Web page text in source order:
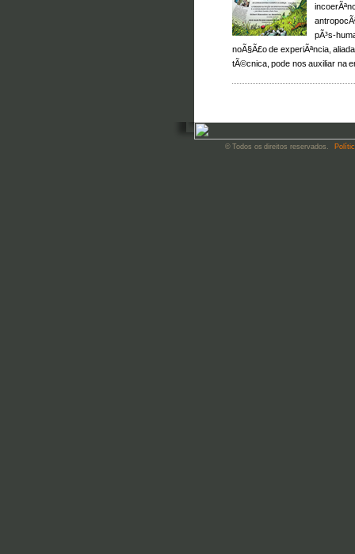
pÃ³s-
noÃ§Ã£o de experiÃªncia,
tÃ©cnica, pode nos auxiliar na
© Todos os direitos reservados.